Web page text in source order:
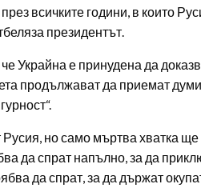
всичките години, в които
президентът.
Украйна е принудена да
продължават да приемат
Русия, но само мъртва хватка
да спрат напълно, за да
да спрат, за да държат